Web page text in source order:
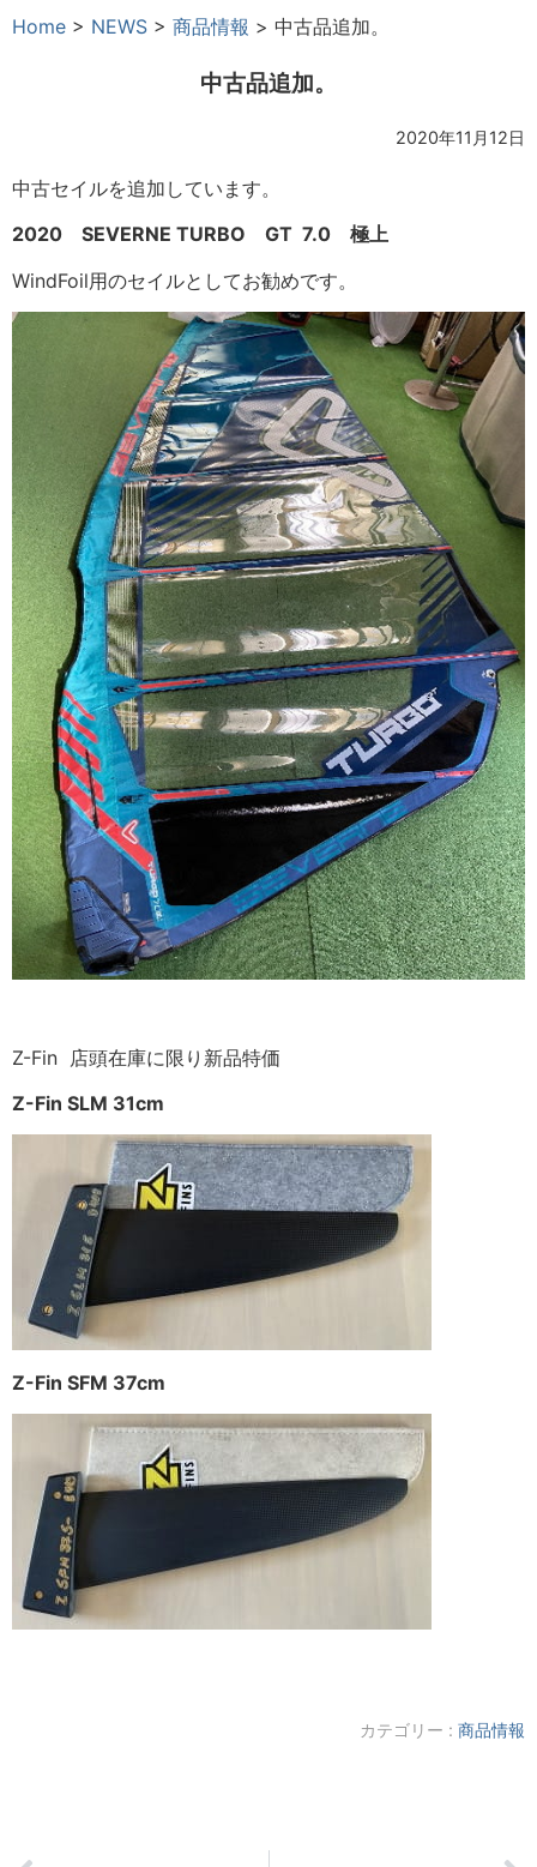
Home > NEWS > 商品情報 > 中古品追加。
中古品追加。
2020年11月12日
中古セイルを追加しています。
2020 SEVERNE TURBO GT 7.0 極上
WindFoil用のセイルとしてお勧めです。
Z-Fin 店頭在庫に限り新品特価
Z-Fin SLM 31cm
Z-Fin SFM 37cm
カテゴリー : 商品情報